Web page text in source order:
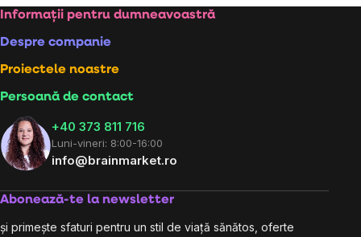
Subsol
Informații pentru dumneavoastră
Despre companie
Proiectele noastre
Persoană de contact
+40 373 811 716
Luni-vineri: 8:00-16:00
info@brainmarket.ro
Abonează-te la newsletter
și primește sfaturi pentru un stil de viață sănătos, oferte